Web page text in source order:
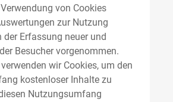
von Cookies
zur Nutzung
Erfassung neuer und
Besucher vorgenommen.
wir Cookies, um den
kostenloser Inhalte zu
Nutzungsumfang